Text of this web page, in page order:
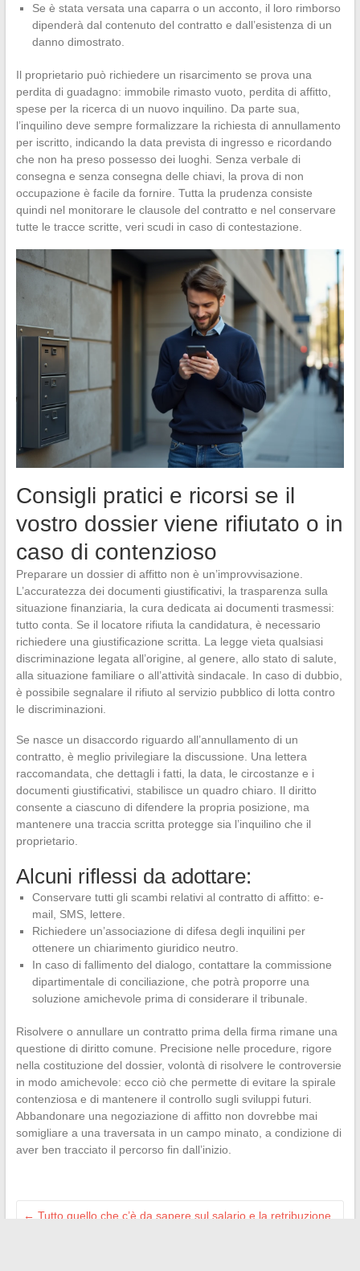
Se è stata versata una caparra o un acconto, il loro rimborso
dipenderà dal contenuto del contratto e dall’esistenza di un
danno dimostrato.
Il proprietario può richiedere un risarcimento se prova una
perdita di guadagno: immobile rimasto vuoto, perdita di affitto,
spese per la ricerca di un nuovo inquilino. Da parte sua,
l’inquilino deve sempre formalizzare la richiesta di annullamento
per iscritto, indicando la data prevista di ingresso e ricordando
che non ha preso possesso dei luoghi. Senza verbale di
consegna e senza consegna delle chiavi, la prova di non
occupazione è facile da fornire. Tutta la prudenza consiste
quindi nel monitorare le clausole del contratto e nel conservare
tutte le tracce scritte, veri scudi in caso di contestazione.
Consigli pratici e ricorsi se il
vostro dossier viene rifiutato o in
caso di contenzioso
Preparare un dossier di affitto non è un’improvvisazione.
L’accuratezza dei documenti giustificativi, la trasparenza sulla
situazione finanziaria, la cura dedicata ai documenti trasmessi:
tutto conta. Se il locatore rifiuta la candidatura, è necessario
richiedere una giustificazione scritta. La legge vieta qualsiasi
discriminazione legata all’origine, al genere, allo stato di salute,
alla situazione familiare o all’attività sindacale. In caso di dubbio,
è possibile segnalare il rifiuto al servizio pubblico di lotta contro
le discriminazioni.
Se nasce un disaccordo riguardo all’annullamento di un
contratto, è meglio privilegiare la discussione. Una lettera
raccomandata, che dettagli i fatti, la data, le circostanze e i
documenti giustificativi, stabilisce un quadro chiaro. Il diritto
consente a ciascuno di difendere la propria posizione, ma
mantenere una traccia scritta protegge sia l’inquilino che il
proprietario.
Alcuni riflessi da adottare:
Conservare tutti gli scambi relativi al contratto di affitto: e-
mail, SMS, lettere.
Richiedere un’associazione di difesa degli inquilini per
ottenere un chiarimento giuridico neutro.
In caso di fallimento del dialogo, contattare la commissione
dipartimentale di conciliazione, che potrà proporre una
soluzione amichevole prima di considerare il tribunale.
Risolvere o annullare un contratto prima della firma rimane una
questione di diritto comune. Precisione nelle procedure, rigore
nella costituzione del dossier, volontà di risolvere le controversie
in modo amichevole: ecco ciò che permette di evitare la spirale
contenziosa e di mantenere il controllo sugli sviluppi futuri.
Abbandonare una negoziazione di affitto non dovrebbe mai
somigliare a una traversata in un campo minato, a condizione di
aver ben tracciato il percorso fin dall’inizio.
← Tutto quello che c’è da sapere sul salario e la retribuzione